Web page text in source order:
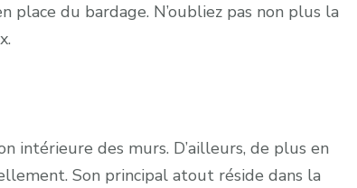
place du bardage. N’oubliez pas non plus la
intérieure des murs. D’ailleurs, de plus en
Son principal atout réside dans la